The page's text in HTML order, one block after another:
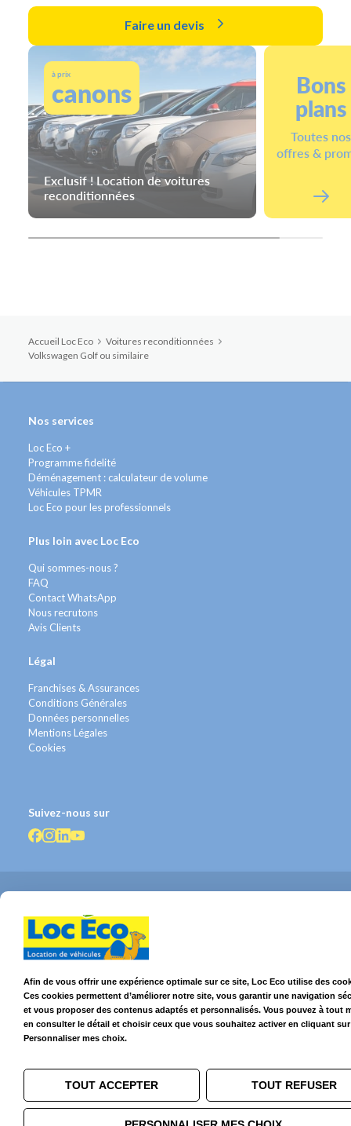
Faire un devis
à prix
canons
Exclusif ! Location de voitures
reconditionnées
Bons
plans
Toutes nos
offres &
Accueil Loc Eco
Voitures reconditionnées
Volkswagen Golf ou similaire
Nos services
Loc Eco +
Programme fidelité
Déménagement : calculateur de volume
Véhicules TPMR
Loc Eco pour les professionnels
Plus loin avec Loc Eco
Qui sommes-nous ?
FAQ
Contact WhatsApp
Nous recrutons
Avis Clients
Légal
Franchises & Assurances
Conditions Générales
Données personnelles
Mentions Légales
Cookies
Suivez-nous sur
Grand Ouest
Afin de vous offrir une expérience optimale sur ce site, Loc Eco utilise des
Ces cookies permettent d’améliorer notre site, vous garantir une navigation
et vous proposer des contenus adaptés et personnalisés. Vous pouvez à tout
en consulter le détail et choisir ceux que vous souhaitez activer en cliquant sur
Personnaliser mes choix.
TOUT ACCEPTER TOUT REFUSER